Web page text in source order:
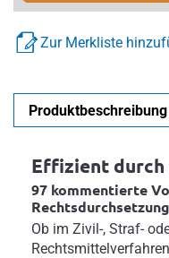
Zur Merkliste
Produktbeschreibung
Effizient durch
97 kommentierte
Rechtsdurchsetzung
Ob im Zivil-, Straf-